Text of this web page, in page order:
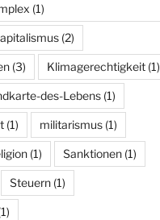
(1)
(2)
(3) Klimagerechtigkeit (1)
des-Lebens (1)
(1) militarismus (1)
(1) Sanktionen (1)
Steuern (1)